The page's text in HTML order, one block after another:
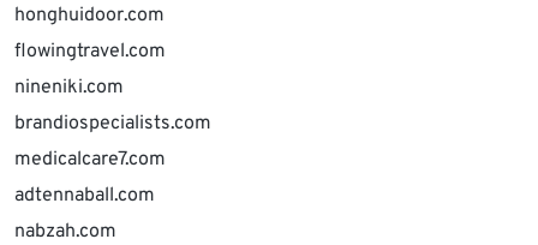
honghuidoor.com
flowingtravel.com
nineniki.com
brandiospecialists.com
medicalcare7.com
adtennaball.com
nabzah.com